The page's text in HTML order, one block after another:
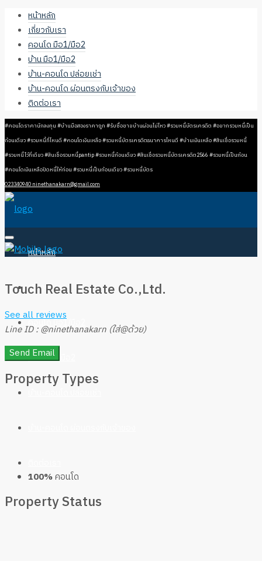
หน้าหลัก
เกี่ยวกับเรา
คอนโด มือ1/มือ2
บ้าน มือ1/มือ2
บ้าน-คอนโด ปล่อยเช่า
บ้าน-คอนโด ผ่อนตรงกับเจ้าของ
ติดต่อเรา
#คอนโดราคานักลงทุน #บ้านมือสองราคาถูก #รับซื้อขายบ้านผ่อนไม่ไหว #รวมหนี้บัตรเครดิต #อยากรวมหนี้เป็น
ก้อนเดียว #รวมหนี้ที่ไหนดี #คอนโดเงินเหลือ #รวมหนี้บัตรเครดิตธนาคารไหนดี #บ้านเงินเหลือ #สินเชื่อรวมหนี้
#รวมหนี้ไว้ที่เดียว #สินเชื่อรวมหนี้pantip #รวมหนี้ก้อนเดียว #สินเชื่อรวมหนี้บัตรเครดิต2566 #รวมหนี้เป็นก้อน
#คอนโดเงินเหลือปิดหนี้ให้ก่อน #รวมหนี้เป็นก้อนเดียว #รวมหนี้บัตร
023340940ninethanakarn@gmail.com
หน้าหลัก
เกี่ยวกับเรา
คอนโด มือ1/มือ2
บ้าน มือ1/มือ2
Touch Real Estate Co.,Ltd.
See all reviews
Line ID : @ninethanakarn (ใส่@ด้วย)
Send Email
PropertyTypes
100%คอนโด
PropertyStatus